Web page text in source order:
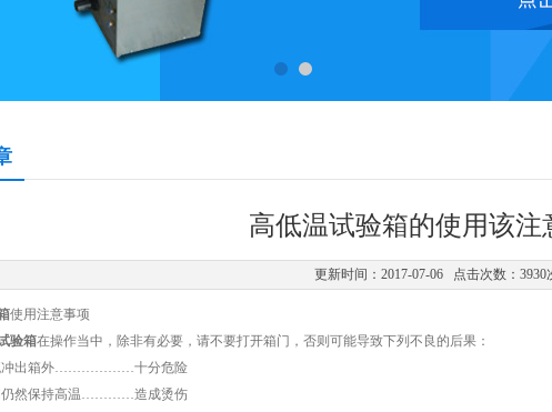
高低温试验箱的使用该注
更新时间：2017-07-06 点击次数：3930
使用注意事项
验箱在操作当中，除非有必要，请不要打开箱门，否则可能导致下列不良的后果：
冲出箱外………………十分危险
仍然保持高温…………造成烫伤